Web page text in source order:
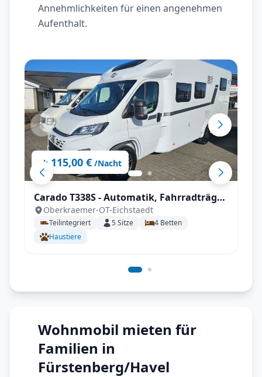
Annehmlichkeiten für einen angenehmen
Aufenthalt.
ab 115,00 € /Nacht
Carado T338S - Automatik, Fahrradträger,
inkl. Sonderzubehör
Oberkraemer-OT-Eichstaedt
Teilintegriert 5Sitze 4 Betten
Haustiere
Wohnmobil mieten für
Familien in
Fürstenberg/Havel